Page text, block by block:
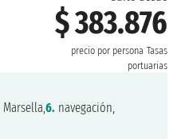
$ 383.876
precio por persona Tasas
portuarias
Marsella,6. navegación,